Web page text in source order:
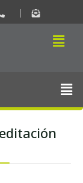
Menu